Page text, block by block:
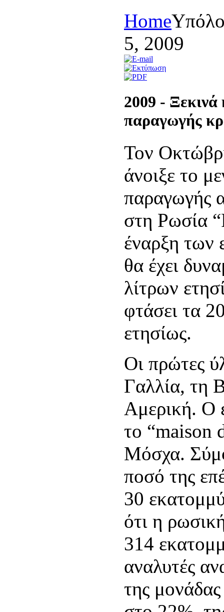
Home
5, 2009
2009 - Ξεκινά
παραγωγής
Τον
άνοιξε το
παραγωγής
στη Ρωσία
έναρξη των
θα έχει
λίτρων
φτάσει τα
ετησίως.
Οι πρώτες
Γαλλία, τη
Αμερική. Ο
το “maison
Μόσχα.
ποσό της
30
ότι η
314
αναλυτές
της